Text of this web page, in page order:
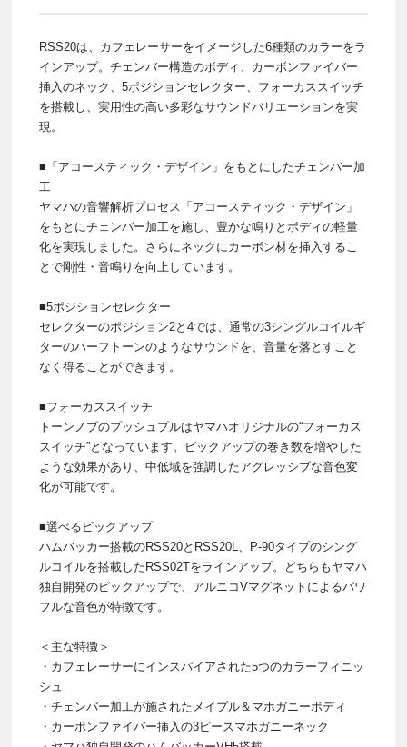
RSS20は、カフェレーサーをイメージした6種類のカラーをラ
インアップ。チェンバー構造のボディ、カーボンファイバー
挿入のネック、5ポジションセレクター、フォーカススイッチ
を搭載し、実用性の高い多彩なサウンドバリエーションを実
現。
■「アコースティック・デザイン」をもとにしたチェンバー加
工
ヤマハの音響解析プロセス「アコースティック・デザイン」
をもとにチェンバー加工を施し、豊かな鳴りとボディの軽量
化を実現しました。さらにネックにカーボン材を挿入するこ
とで剛性・音鳴りを向上しています。
■5ポジションセレクター
セレクターのポジション2と4では、通常の3シングルコイルギ
ターのハーフトーンのようなサウンドを、音量を落とすこと
なく得ることができます。
■フォーカススイッチ
トーンノブのプッシュプルはヤマハオリジナルの“フォーカス
スイッチ”となっています。ピックアップの巻き数を増やした
ような効果があり、中低域を強調したアグレッシブな音色変
化が可能です。
■選べるピックアップ
ハムバッカー搭載のRSS20とRSS20L、P-90タイプのシング
ルコイルを搭載したRSS02Tをラインアップ。どちらもヤマハ
独自開発のピックアップで、アルニコVマグネットによるパワ
フルな音色が特徴です。
＜主な特徴＞
・カフェレーサーにインスパイアされた5つのカラーフィニッ
シュ
・チェンバー加工が施されたメイプル＆マホガニーボディ
・カーボンファイバー挿入の3ピースマホガニーネック